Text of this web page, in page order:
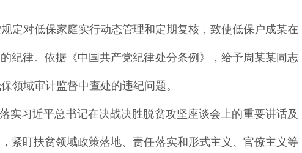
定对低保家庭实行动态管理和定期复核，致使低保户成某在
纪律。依据《中国共产党纪律处分条例》，给予周某某同志
领域审计监督中查处的违纪问题。
实习近平总书记在决战决胜脱贫攻坚座谈会上的重要讲话及
紧盯扶贫领域政策落地、责任落实和形式主义、官僚主义等